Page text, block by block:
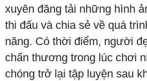
xuyên đăng tải những hình
thi đấu và chia sẻ về quá
năng. Có thời điểm, người
chấn thương trong lúc chơi
chóng trở lại tập luyện sau